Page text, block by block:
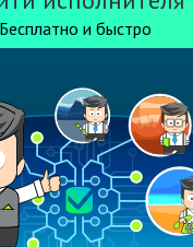
Бесплатно и быстро